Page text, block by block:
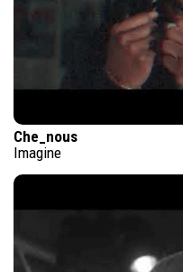
Che_nous
Imagine